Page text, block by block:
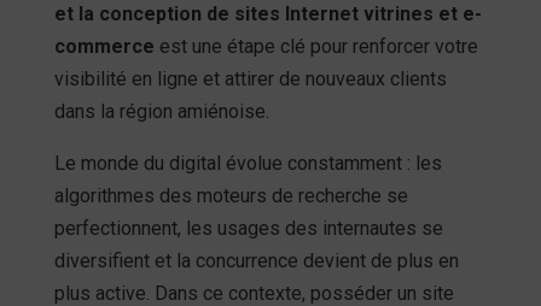
et la conception de sites Internet vitrines et e-
commerce est une étape clé pour renforcer votre
visibilité en ligne et attirer de nouveaux clients
dans la région amiénoise.
Le monde du digital évolue constamment : les
algorithmes des moteurs de recherche se
perfectionnent, les usages des internautes se
diversifient et la concurrence devient de plus en
plus active. Dans ce contexte, posséder un site